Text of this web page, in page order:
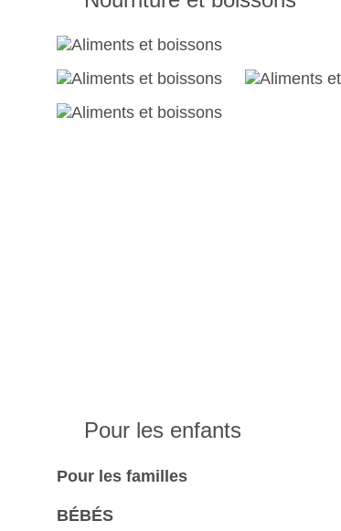
Pour les enfants
Pour les familles
BÉBÉS